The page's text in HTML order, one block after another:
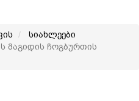
სიახლეები
მაგიდის ჩოგბურთის